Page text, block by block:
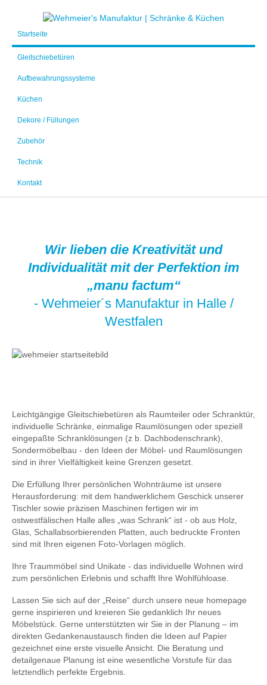
Startseite
Gleitschiebetüren
Aufbewahrungssysteme
Küchen
Dekore / Füllungen
Zubehör
Technik
Kontakt
Wir lieben die Kreativität und
Individualität mit der Perfektion im
„manu factum“
- Wehmeier´s Manufaktur in Halle /
Westfalen
Leichtgängige Gleitschiebetüren als Raumteiler oder Schranktür,
individuelle Schränke, einmalige Raumlösungen oder speziell
eingepaßte Schranklösungen (z b. Dachbodenschrank),
Sondermöbelbau - den Ideen der Möbel- und Raumlösungen
sind in ihrer Vielfältigkeit keine Grenzen gesetzt.
Die Erfüllung Ihrer persönlichen Wohnträume ist unsere
Herausforderung: mit dem handwerklichem Geschick unserer
Tischler sowie präzisen Maschinen fertigen wir im
ostwestfälischen Halle alles „was Schrank“ ist - ob aus Holz,
Glas, Schallabsorbierenden Platten, auch bedruckte Fronten
sind mit Ihren eigenen Foto-Vorlagen möglich.
Ihre Traummöbel sind Unikate - das individuelle Wohnen wird
zum persönlichen Erlebnis und schafft Ihre Wohlfühloase.
Lassen Sie sich auf der „Reise“ durch unsere neue homepage
gerne inspirieren und kreieren Sie gedanklich Ihr neues
Möbelstück. Gerne unterstützten wir Sie in der Planung – im
direkten Gedankenaustausch finden die Ideen auf Papier
gezeichnet eine erste visuelle Ansicht. Die Beratung und
detailgenaue Planung ist eine wesentliche Vorstufe für das
letztendlich perfekte Ergebnis.